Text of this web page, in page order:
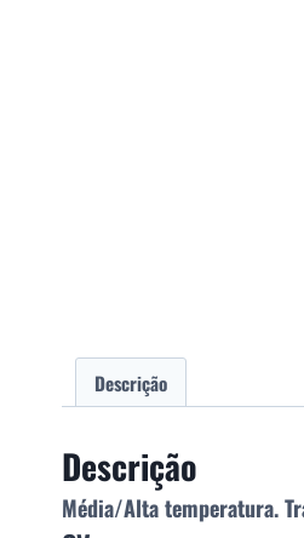
Descrição
Descrição
Média/Alta temperatura.